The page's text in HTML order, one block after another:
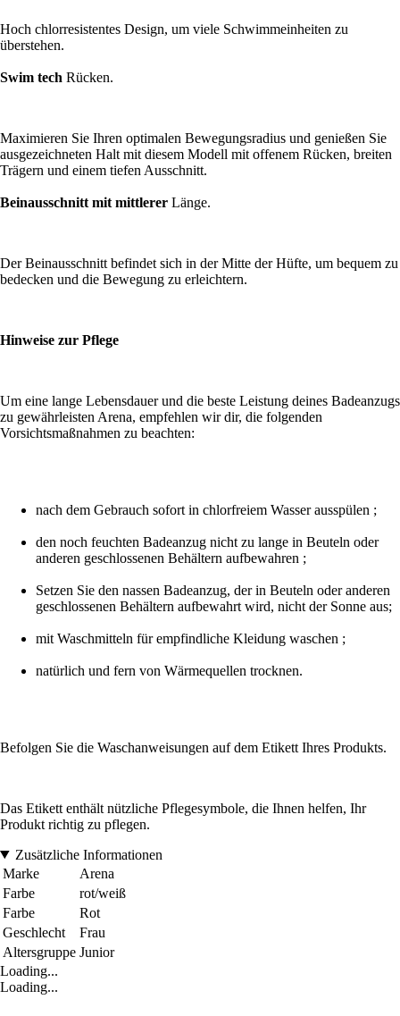
Hoch chlorresistentes Design, um viele Schwimmeinheiten zu
überstehen.
Swim tech Rücken.
Maximieren Sie Ihren optimalen Bewegungsradius und genießen Sie
ausgezeichneten Halt mit diesem Modell mit offenem Rücken, breiten
Trägern und einem tiefen Ausschnitt.
Beinausschnitt mit mittlerer Länge.
Der Beinausschnitt befindet sich in der Mitte der Hüfte, um bequem zu
bedecken und die Bewegung zu erleichtern.
Hinweise zur Pflege
Um eine lange Lebensdauer und die beste Leistung deines Badeanzugs
zu gewährleisten Arena, empfehlen wir dir, die folgenden
Vorsichtsmaßnahmen zu beachten:
nach dem Gebrauch sofort in chlorfreiem Wasser ausspülen ;
den noch feuchten Badeanzug nicht zu lange in Beuteln oder
anderen geschlossenen Behältern aufbewahren ;
Setzen Sie den nassen Badeanzug, der in Beuteln oder anderen
geschlossenen Behältern aufbewahrt wird, nicht der Sonne aus;
mit Waschmitteln für empfindliche Kleidung waschen ;
natürlich und fern von Wärmequellen trocknen.
Befolgen Sie die Waschanweisungen auf dem Etikett Ihres Produkts.
Das Etikett enthält nützliche Pflegesymbole, die Ihnen helfen, Ihr
Produkt richtig zu pflegen.
Zusätzliche Informationen
Marke
Arena
Farbe
rot/weiß
Farbe
Rot
Geschlecht
Frau
Altersgruppe Junior
Loading...
Loading...